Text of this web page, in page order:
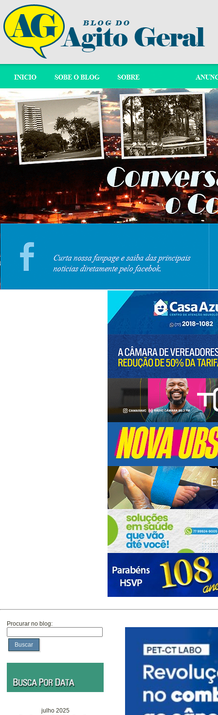
Procurar no blog:
Buscar
julho 2025